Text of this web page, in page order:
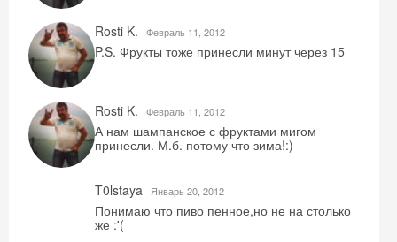
Rosti K. Февраль 11, 2012
P.S. Фрукты тоже принесли минут через 15
Rosti K. Февраль 11, 2012
А нам шампанское с фруктами мигом
принесли. М.б. потому что зима!:)
T0lstaya Январь 20, 2012
Понимаю что пиво пенное,но не на столько
же :'(